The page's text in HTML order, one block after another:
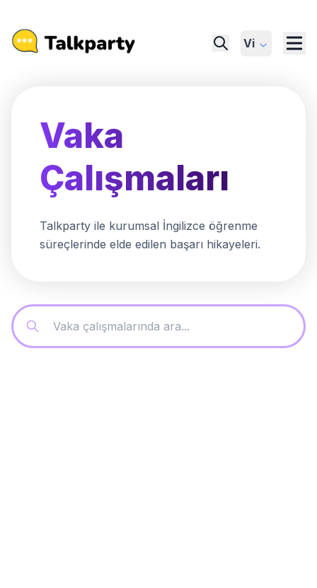
Vi
Vaka
Çalışmaları
Talkparty ile kurumsal İngilizce öğrenme
süreçlerinde elde edilen başarı hikayeleri.